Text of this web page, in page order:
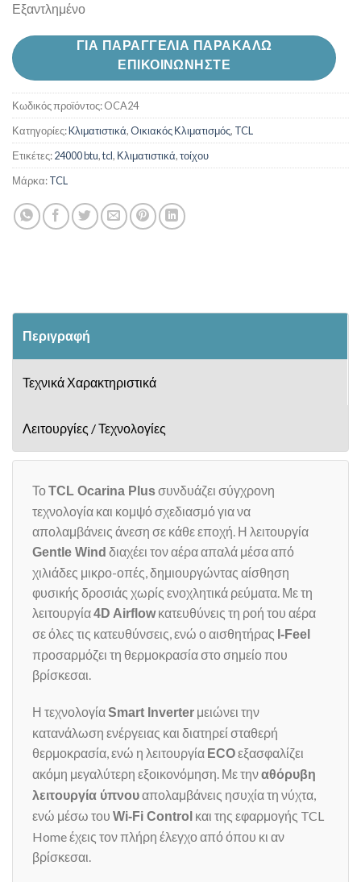
Εξαντλημένο
ΓΙΑ ΠΑΡΑΓΓΕΛΙΑ ΠΑΡΑΚΑΛΩ
ΕΠΙΚΟΙΝΩΝΗΣΤΕ
Κωδικός προϊόντος:OCA24
Κατηγορίες:Kλιματιστικά,Oικιακός Κλιματισμός, TCL
Ετικέτες:24000 btu,tcl, Κλιματιστικά,τοίχου
Μάρκα:TCL
Περιγραφή
Τεχνικά Χαρακτηριστικά
Λειτουργίες / Τεχνολογίες
ΤοTCL Ocarina Plusσυνδυάζει σύγχρονη
τεχνολογία και κομψό σχεδιασμό για να
απολαμβάνεις άνεση σε κάθε εποχή. Η λειτουργία
Gentle Wind διαχέει τον αέρα απαλά μέσα από
χιλιάδες μικρο-οπές, δημιουργώντας αίσθηση
φυσικής δροσιάς χωρίς ενοχλητικά ρεύματα. Με τη
λειτουργία4D Airflowκατευθύνεις τη ροή του αέρα
σε όλες τις κατευθύνσεις, ενώ ο αισθητήρας I-Feel
προσαρμόζει τη θερμοκρασία στο σημείο που
βρίσκεσαι.
Η τεχνολογίαSmart Inverter μειώνει την
κατανάλωση ενέργειας και διατηρεί σταθερή
θερμοκρασία, ενώ η λειτουργία ECOεξασφαλίζει
ακόμη μεγαλύτερη εξοικονόμηση. Με τηναθόρυβη
λειτουργία ύπνουαπολαμβάνεις ησυχία τη νύχτα,
ενώ μέσω του Wi-Fi Control και της εφαρμογής TCL
Home έχεις τον πλήρη έλεγχο από όπου κι αν
βρίσκεσαι.